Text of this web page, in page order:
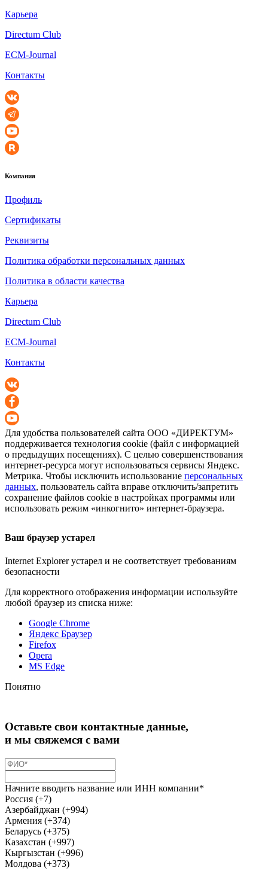
Карьера
Directum Club
ECM-Journal
Контакты
Компания
Профиль
Сертификаты
Реквизиты
Политика обработки персональных данных
Политика в области качества
Карьера
Directum Club
ECM-Journal
Контакты
Для удобства пользователей сайта ООО «ДИРЕКТУМ»
поддерживается технология cookie (файл с информацией
о предыдущих посещениях). С целью совершенствования
интернет-ресурса могут использоваться сервисы Яндекс.
Метрика. Чтобы исключить использование персональных
данных, пользователь сайта вправе отключить/запретить
сохранение файлов cookie в настройках программы или
использовать режим «инкогнито» интернет-браузера.
Ваш браузер устарел
Internet Explorer устарел и не соответствует требованиям
безопасности
Для корректного отображения информации используйте
любой браузер из списка ниже:
Google Chrome
Яндекс Браузер
Firefox
Opera
MS Edge
Понятно
Оставьте свои контактные данные,
и мы свяжемся с вами
Начните вводить название или ИНН компании*
Россия (+7)
Азербайджан (+994)
Армения (+374)
Беларусь (+375)
Казахстан (+997)
Кыргызстан (+996)
Молдова (+373)